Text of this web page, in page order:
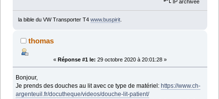
IP archivée
la bible du VW Transporter T4 www.buspirit.
thomas
« Réponse #1 le: 29 octobre 2020 à 20:01:28 »
Bonjour,
Je prends des douches au lit avec ce type de matériel: https://www.ch-
argenteuil.fr/docutheque/videos/douche-lit-patient/